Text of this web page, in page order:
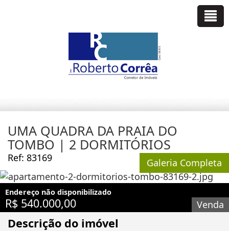
UMA QUADRA DA PRAIA DO
TOMBO | 2 DORMITÓRIOS
Ref: 83169 Galeria Completa
Endereço não disponibilizado
R$ 540.000,00 Venda
Descrição do imóvel